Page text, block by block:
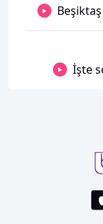
İşte